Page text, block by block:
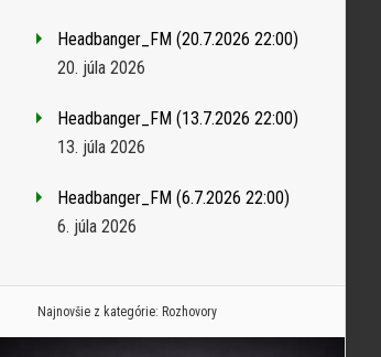
Headbanger_FM (20.7.2026 22:00)
20. júla 2026
Headbanger_FM (13.7.2026 22:00)
13. júla 2026
Headbanger_FM (6.7.2026 22:00)
6. júla 2026
Najnovšie z kategórie: Rozhovory